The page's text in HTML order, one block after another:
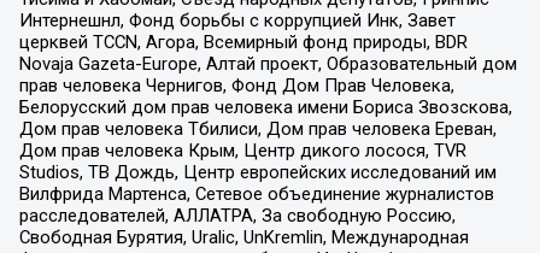
Интернешнл, Фонд борьбы с коррупцией Инк, Завет
церквей TCCN, Агора, Всемирный фонд природы, BDR
Novaja Gazeta-Europe, Алтай проект, Образовательный дом
прав человека Чернигов, Фонд Дом Прав Человека,
Белорусский дом прав человека имени Бориса Звозскова,
Дом прав человека Тбилиси, Дом прав человека Ереван,
Дом прав человека Крым, Центр дикого лосося, TVR
Studios, ТВ Дождь, Центр европейских исследований им
Вилфрида Мартенса, Сетевое объединение журналистов
расследователей, АЛЛАТРА, За свободную Россию,
Свободная Бурятия, Uralic, UnKremlin, Международная